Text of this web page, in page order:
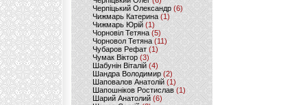
Черпіцький Олександр (6)
Чижмарь Катерина (1)
Чижмарь Юрій (1)
Чорновіл Тетяна (5)
Чорновол Тетяна (11)
Чубаров Рефат (1)
Чумак Віктор(3)
Шабунін Віталій (4)
Шандра Володимир (2)
Шаповалов Анатолій(1)
Шапошніков Ростислав(1)
Шарий Анатолий(6)